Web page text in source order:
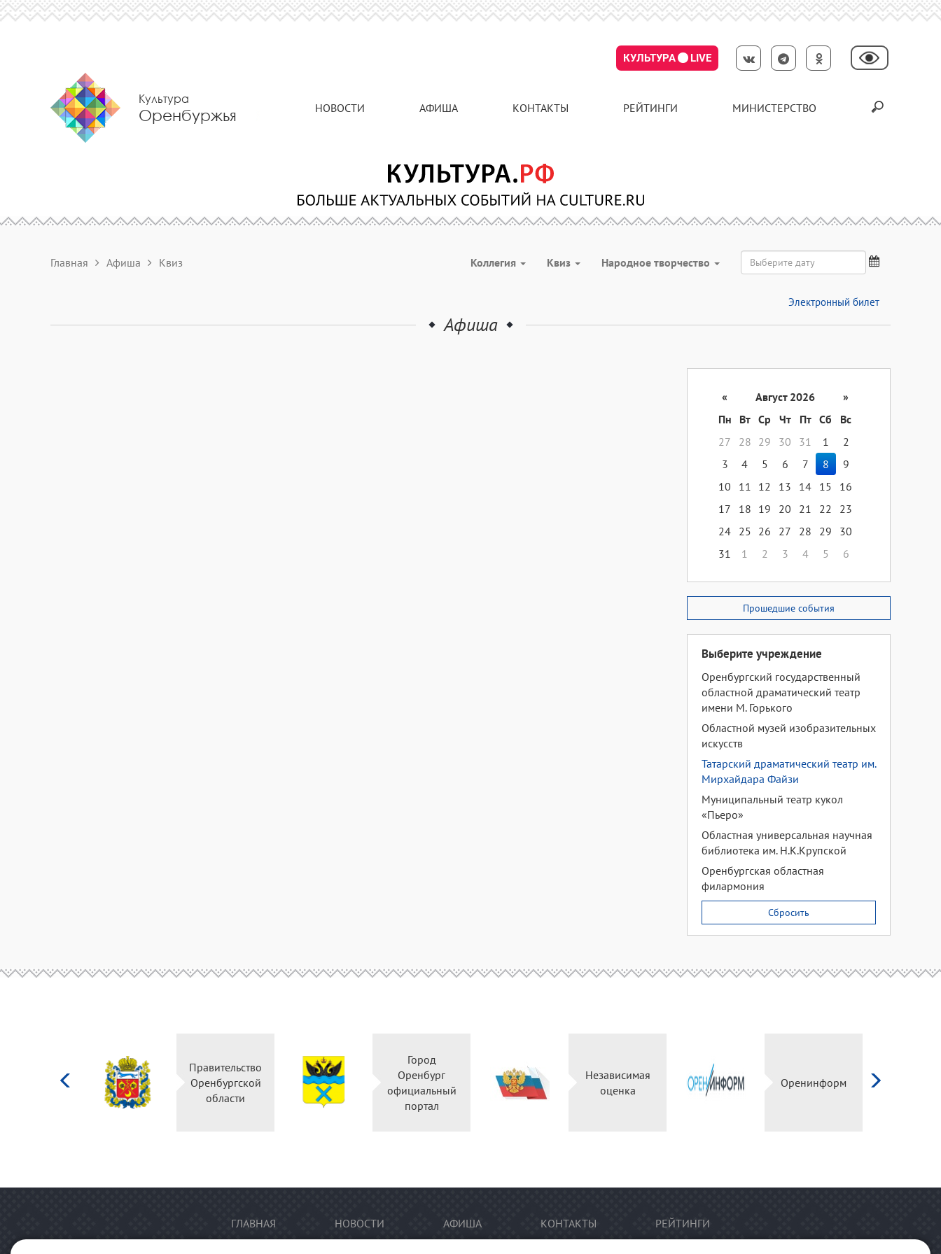
КУЛЬТУРА LIVE
Культура
Оренбуржья НОВОСТИ АФИША КОНТАКТЫ РЕЙТИНГИ МИНИСТЕРСТВО
Главная Афиша Квиз Коллегия Квиз Народное творчество
Электронный билет
Афиша
« Август 2026
»
Пн
Вт Ср Чт Пт Сб
Вс
27
28 29 30 31 1
2
3
4 5 6 7 8
9
10
11 12 13 14 15
16
17
18 19 20 21 22
23
24 25 26 27 28 29
30
31
1 2 3 4 5 6
Прошедшие события
Выберите учреждение
Оренбургский государственный
областной драматический театр
имени М. Горького
Областной музей изобразительных
искусств
Татарский драматический театр им.
Мирхайдара Файзи
Муниципальный театр кукол
«Пьеро»
Областная универсальная научная
библиотека им. Н.К.Крупской
Оренбургская областная
филармония
Сбросить
Правительство
Оренбургской
области
Город
Оренбург
официальный
портал
Независимая
оценка
Оренинформ
ГЛАВНАЯ НОВОСТИ АФИША КОНТАКТЫ РЕЙТИНГИ